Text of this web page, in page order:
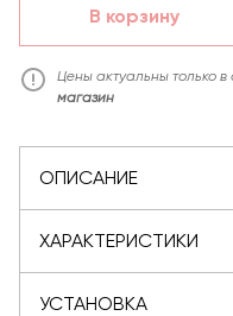
В корзину
Цены актуальны только
магазин
ОПИСАНИЕ
ХАРАКТЕРИСТИКИ
УСТАНОВКА